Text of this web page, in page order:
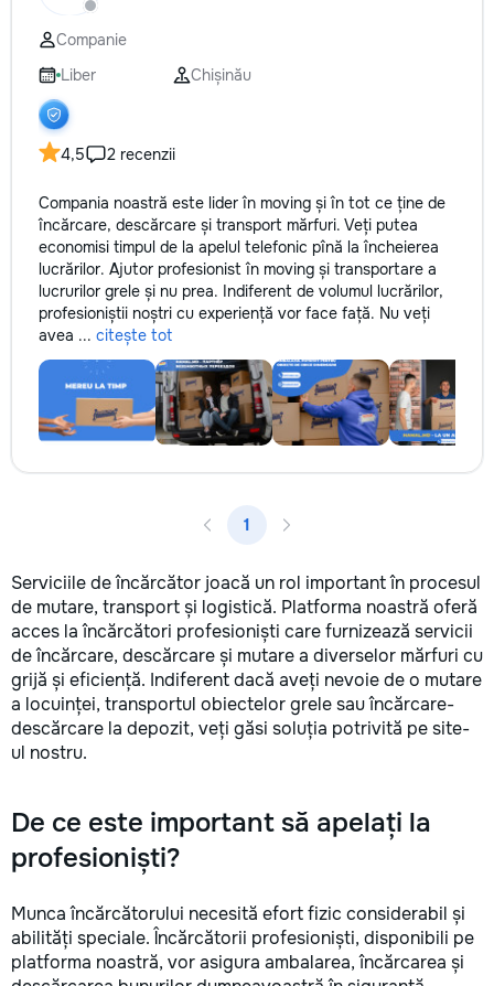
не включается? Не спешите
покупать новую! Спасем ваш
бюджет.
Companie
Liber
Chișinău
4,5 2 recenzii
Compania noastră este lider în moving și în tot ce ține de
încărcare, descărcare și transport mărfuri. Veți putea
economisi timpul de la apelul telefonic pînă la încheierea
lucrărilor. Ajutor profesionist în moving și transportare a
lucrurilor grele și nu prea. Indiferent de volumul lucrărilor,
profesioniștii noștri cu experiență vor face față. Nu veți
avea ... citește tot
1
Serviciile de încărcător joacă un rol important în procesul
de mutare, transport și logistică. Platforma noastră oferă
acces la încărcători profesioniști care furnizează servicii
de încărcare, descărcare și mutare a diverselor mărfuri cu
grijă și eficiență. Indiferent dacă aveți nevoie de o mutare
a locuinței, transportul obiectelor grele sau încărcare-
descărcare la depozit, veți găsi soluția potrivită pe site-
ul nostru.
De ce este important să apelați la
profesioniști?
Munca încărcătorului necesită efort fizic considerabil și
abilități speciale. Încărcătorii profesioniști, disponibili pe
platforma noastră, vor asigura ambalarea, încărcarea și